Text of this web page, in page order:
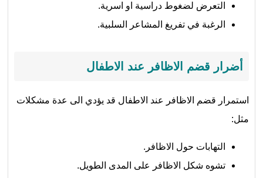
التعرض لضغوط دراسية او اسرية.
الرغبة في تفريغ المشاعر السلبية.
أضرار قضم الاظافر عند الاطفال
استمرار قضم الاظافر عند الاطفال قد يؤدي الى عدة مشكلات
مثل:
التهابات حول الاظافر.
تشوه شكل الاظافر على المدى الطويل.